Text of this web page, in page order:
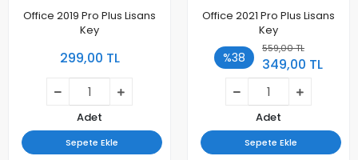
Office 2019 Pro Plus Lisans
Key
299,00 TL
Adet
Sepete Ekle
Office 2021 Pro Plus Lisans
Key
%38
559,00 TL
349,00 TL
Adet
Sepete Ekle